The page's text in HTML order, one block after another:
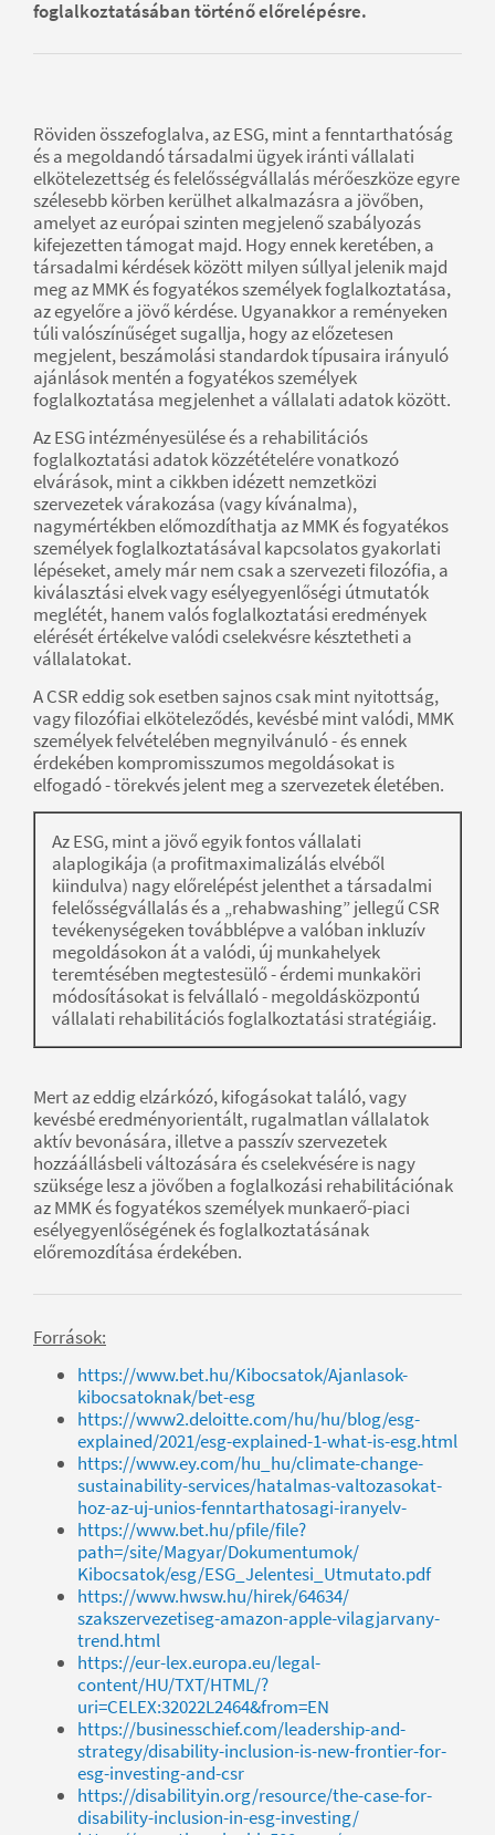
foglalkoztatásában történő előrelépésre.
Röviden összefoglalva, az ESG, mint a fenntarthatóság
és a megoldandó társadalmi ügyek iránti vállalati
elkötelezettség és felelősségvállalás mérőeszköze egyre
szélesebb körben kerülhet alkalmazásra a jövőben,
amelyet az európai szinten megjelenő szabályozás
kifejezetten támogat majd. Hogy ennek keretében, a
társadalmi kérdések között milyen súllyal jelenik majd
meg az MMK és fogyatékos személyek foglalkoztatása,
az egyelőre a jövő kérdése. Ugyanakkor a reményeken
túli valószínűséget sugallja, hogy az előzetesen
megjelent, beszámolási standardok típusaira irányuló
ajánlások mentén a fogyatékos személyek
foglalkoztatása megjelenhet a vállalati adatok között.
Az ESG intézményesülése és a rehabilitációs
foglalkoztatási adatok közzétételére vonatkozó
elvárások, mint a cikkben idézett nemzetközi
szervezetek várakozása (vagy kívánalma),
nagymértékben előmozdíthatja az MMK és fogyatékos
személyek foglalkoztatásával kapcsolatos gyakorlati
lépéseket, amely már nem csak a szervezeti filozófia, a
kiválasztási elvek vagy esélyegyenlőségi útmutatók
meglétét, hanem valós foglalkoztatási eredmények
elérését értékelve valódi cselekvésre késztetheti a
vállalatokat.
A CSR eddig sok esetben sajnos csak mint nyitottság,
vagy filozófiai elköteleződés, kevésbé mint valódi, MMK
személyek felvételében megnyilvánuló - és ennek
érdekében kompromisszumos megoldásokat is
elfogadó - törekvés jelent meg a szervezetek életében.
Az ESG, mint a jövő egyik fontos vállalati
alaplogikája (a profitmaximalizálás elvéből
kiindulva) nagy előrelépést jelenthet a társadalmi
felelősségvállalás és a „rehabwashing” jellegű CSR
tevékenységeken továbblépve a valóban inkluzív
megoldásokon át a valódi, új munkahelyek
teremtésében megtestesülő - érdemi munkaköri
módosításokat is felvállaló - megoldásközpontú
vállalati rehabilitációs foglalkoztatási stratégiáig.
Mert az eddig elzárkózó, kifogásokat találó, vagy
kevésbé eredményorientált, rugalmatlan vállalatok
aktív bevonására, illetve a passzív szervezetek
hozzáállásbeli változására és cselekvésére is nagy
szüksége lesz a jövőben a foglalkozási rehabilitációnak
az MMK és fogyatékos személyek munkaerő-piaci
esélyegyenlőségének és foglalkoztatásának
előremozdítása érdekében.
Források:
https://www.bet.hu/Kibocsatok/Ajanlasok-
kibocsatoknak/bet-esg
https://www2.deloitte.com/hu/hu/blog/esg-
explained/2021/esg-explained-1-what-is-esg.html
https://www.ey.com/hu_hu/climate-change-
sustainability-services/hatalmas-valtozasokat-
hoz-az-uj-unios-fenntarthatosagi-iranyelv-
https://www.bet.hu/pfile/file?
path=/site/Magyar/Dokumentumok/
Kibocsatok/esg/ESG_Jelentesi_Utmutato.pdf
https://www.hwsw.hu/hirek/64634/
szakszervezetiseg-amazon-apple-vilagjarvany-
trend.html
https://eur-lex.europa.eu/legal-
content/HU/TXT/HTML/?
uri=CELEX:32022L2464&from=EN
https://businesschief.com/leadership-and-
strategy/disability-inclusion-is-new-frontier-for-
esg-investing-and-csr
https://disabilityin.org/resource/the-case-for-
disability-inclusion-in-esg-investing/